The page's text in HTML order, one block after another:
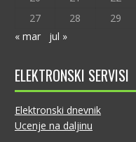
27
28 29
« mar
jul »
ELEKTRONSKI SERVISI
Elektronski dnevnik
Ucenje na daljinu